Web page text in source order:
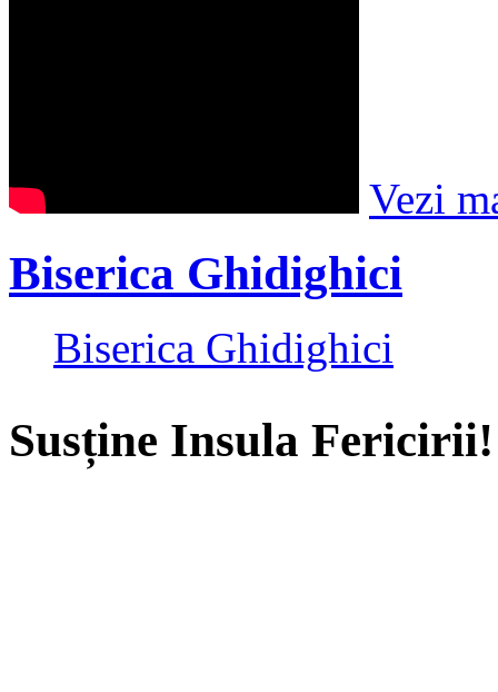
Vezi
Biserica Ghidighici
Biserica Ghidighici
Susține Insula Fericirii!